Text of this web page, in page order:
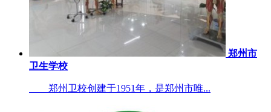
郑州市
卫生学校
郑州卫校创建于1951年，是郑州市唯...